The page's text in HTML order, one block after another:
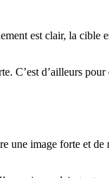
est clair, la
C’est d’ailleurs
image forte et de